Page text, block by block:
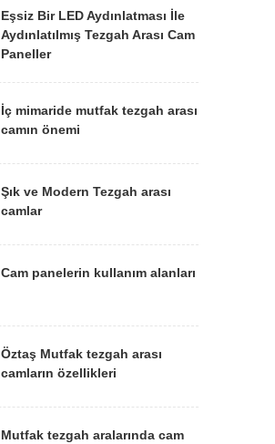
Eşsiz Bir LED Aydınlatması İle
Aydınlatılmış Tezgah Arası Cam
Paneller
İç mimaride mutfak tezgah arası
camın önemi
Şık ve Modern Tezgah arası
camlar
Cam panelerin kullanım alanları
Öztaş Mutfak tezgah arası
camların özellikleri
Mutfak tezgah aralarında cam